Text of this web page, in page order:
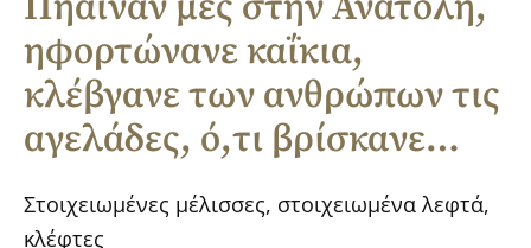
ηφορτώνανε καΐκια,
κλέβγανε των ανθρώπων τις
αγελάδες, ό,τι βρίσκανε…
Στοιχειωμένες μέλισσες, στοιχειωμένα λεφτά,
κλέφτες